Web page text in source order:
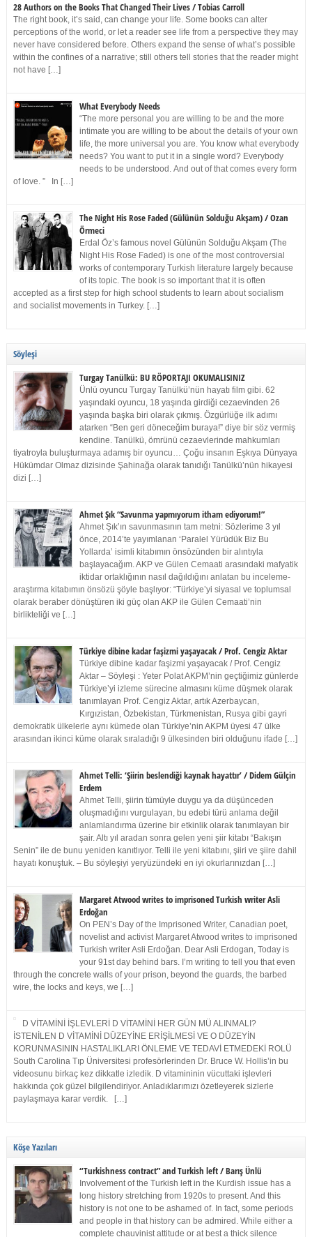
28 Authors on the Books That Changed Their Lives / Tobias Carroll
The right book, it’s said, can change your life. Some books can alter
perceptions of the world, or let a reader see life from a perspective they may
never have considered before. Others expand the sense of what’s possible
within the confines of a narrative; still others tell stories that the reader might
not have […]
What Everybody Needs
“The more personal you are willing to be and the more
intimate you are willing to be about the details of your own
life, the more universal you are. You know what everybody
needs? You want to put it in a single word? Everybody
needs to be understood. And out of that comes every form
of love. ” In […]
The Night His Rose Faded (Gülünün Solduğu Akşam) / Ozan
Örmeci
Erdal Öz’s famous novel Gülünün Solduğu Akşam (The
Night His Rose Faded) is one of the most controversial
works of contemporary Turkish literature largely because
of its topic. The book is so important that it is often
accepted as a first step for high school students to learn about socialism
and socialist movements in Turkey. […]
Söyleşi
Turgay Tanülkü: BU RÖPORTAJI OKUMALISINIZ
Ünlü oyuncu Turgay Tanülkü’nün hayatı film gibi. 62
yaşındaki oyuncu, 18 yaşında girdiği cezaevinden 26
yaşında başka biri olarak çıkmış. Özgürlüğe ilk adımı
atarken “Ben geri döneceğim buraya!” diye bir söz vermiş
kendine. Tanülkü, ömrünü cezaevlerinde mahkumları
tiyatroyla buluşturmaya adamış bir oyuncu… Çoğu insanın Eşkıya Dünyaya
Hükümdar Olmaz dizisinde Şahinağa olarak tanıdığı Tanülkü’nün hikayesi
dizi […]
Ahmet Şık “Savunma yapmıyorum itham ediyorum!”
Ahmet Şık’ın savunmasının tam metni: Sözlerime 3 yıl
önce, 2014’te yayımlanan ‘Paralel Yürüdük Biz Bu
Yollarda’ isimli kitabımın önsözünden bir alıntıyla
başlayacağım. AKP ve Gülen Cemaati arasındaki mafyatik
iktidar ortaklığının nasıl dağıldığını anlatan bu inceleme-
araştırma kitabımın önsözü şöyle başlıyor: “Türkiye’yi siyasal ve toplumsal
olarak beraber dönüştüren iki güç olan AKP ile Gülen Cemaati’nin
birlikteliği ve […]
Türkiye dibine kadar faşizmi yaşayacak / Prof. Cengiz Aktar
Türkiye dibine kadar faşizmi yaşayacak / Prof. Cengiz
Aktar – Söyleşi : Yeter Polat AKPM’nin geçtiğimiz günlerde
Türkiye’yi izleme sürecine almasını küme düşmek olarak
tanımlayan Prof. Cengiz Aktar, artık Azerbaycan,
Kırgızistan, Özbekistan, Türkmenistan, Rusya gibi gayri
demokratik ülkelerle aynı kümede olan Türkiye’nin AKPM üyesi 47 ülke
arasından ikinci küme olarak sıraladığı 9 ülkesinden biri olduğunu ifade […]
Ahmet Telli: ‘Şiirin beslendiği kaynak hayattır’ / Didem Gülçin
Erdem
Ahmet Telli, şiirin tümüyle duygu ya da düşünceden
oluşmadığını vurgulayan, bu edebi türü anlama değil
anlamlandırma üzerine bir etkinlik olarak tanımlayan bir
şair. Altı yıl aradan sonra gelen yeni şiir kitabı “Bakışın
Senin” ile de bunu yeniden kanıtlıyor. Telli ile yeni kitabını, şiiri ve şiire dahil
hayatı konuştuk. – Bu söyleşiyi yeryüzündeki en iyi okurlarınızdan […]
Margaret Atwood writes to imprisoned Turkish writer Asli
Erdoğan
On PEN’s Day of the Imprisoned Writer, Canadian poet,
novelist and activist Margaret Atwood writes to imprisoned
Turkish writer Asli Erdoğan. Dear Asli Erdogan, Today is
your 91st day behind bars. I’m writing to tell you that even
through the concrete walls of your prison, beyond the guards, the barbed
wire, the locks and keys, we […]
D VİTAMİNİ İŞLEVLERİ D VİTAMİNİ HER GÜN MÜ ALINMALI?
İSTENİLEN D VİTAMİNİ DÜZEYİNE ERİŞİLMESİ VE O DÜZEYİN
KORUNMASININ HASTALIKLARI ÖNLEME VE TEDAVİ ETMEDEKİ ROLÜ
South Carolina Tıp Üniversitesi profesörlerinden Dr. Bruce W. Hollis’in bu
videosunu birkaç kez dikkatle izledik. D vitamininin vücuttaki işlevleri
hakkında çok güzel bilgilendiriyor. Anladıklarımızı özetleyerek sizlerle
paylaşmaya karar verdik. […]
Köşe Yazıları
“Turkishness contract” and Turkish left / Barış Ünlü
Involvement of the Turkish left in the Kurdish issue has a
long history stretching from 1920s to present. And this
history is not one to be ashamed of. In fact, some periods
and people in that history can be admired. While either a
complete chauvinist attitude or at best a thick silence